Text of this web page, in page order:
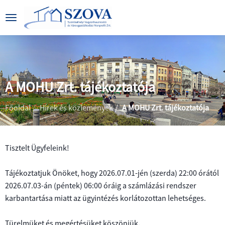
CÉGADATOK
ÁLTALÁNOS
INFORMÁCIÓK
A MOHU Zrt. tájékoztatója
Főoldal| Hírek és közlemények| A MOHU Zrt. tájékoztatója
Tisztelt Ügyfeleink!
Tájékoztatjuk Önöket, hogy 2026.07.01-jén (szerda) 22:00 órától
2026.07.03-án (péntek) 06:00 óráig a számlázási rendszer
karbantartása miatt az ügyintézés korlátozottan lehetséges.
Türelmüket és megértésüket köszönjük.